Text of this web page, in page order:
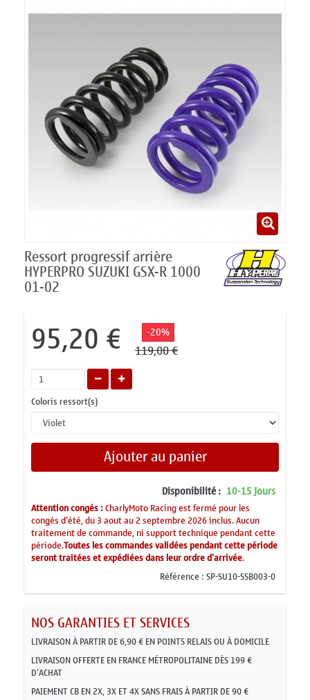
Ressort progressif arrière
HYPERPRO SUZUKI GSX-R 1000
01-02
95,20 € -20%
119,00 €
Coloris ressort(s)
Ajouter au panier
Disponibilité : 10-15 Jours
Attention congés :CharlyMoto Racing est fermé pour les
congés d'été, du 3 aout au 2 septembre 2026 inclus. Aucun
traitement de commande, ni support technique pendant cette
période.Toutes les commandes validées pendant cette période
seront traitées et expédiées dans leur ordre d'arrivée.
Référence :SP-SU10-SSB003-0
NOS GARANTIES ET SERVICES
LIVRAISON À PARTIR DE 6,90 € EN POINTS RELAIS OU À DOMICILE
LIVRAISON OFFERTE EN FRANCE MÉTROPOLITAINE DÈS 199 €
D'ACHAT
PAIEMENT CB EN 2X, 3X ET 4X SANS FRAIS À PARTIR DE 90 €